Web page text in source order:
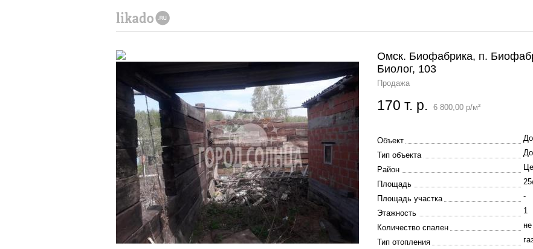
Продажа
Омск. Биофабрика, п.
Биолог, 103
170 т. р. 6 800,00 р/м²
Объект
Тип объекта
Район
Площадь
Площадь участка
-
Этажность
1
Количество спален
не
Тип отопления